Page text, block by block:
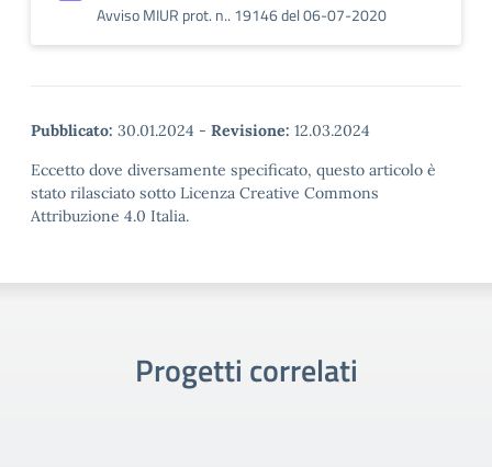
Avviso MIUR prot. n.. 19146 del 06-07-2020
Pubblicato: 30.01.2024 - Revisione: 12.03.2024
Eccetto dove diversamente specificato, questo articolo è
stato rilasciato sotto Licenza Creative Commons
Attribuzione 4.0 Italia.
Progetti correlati